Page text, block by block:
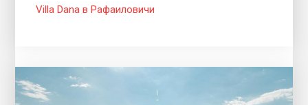
Villa Dana в Рафаиловичи